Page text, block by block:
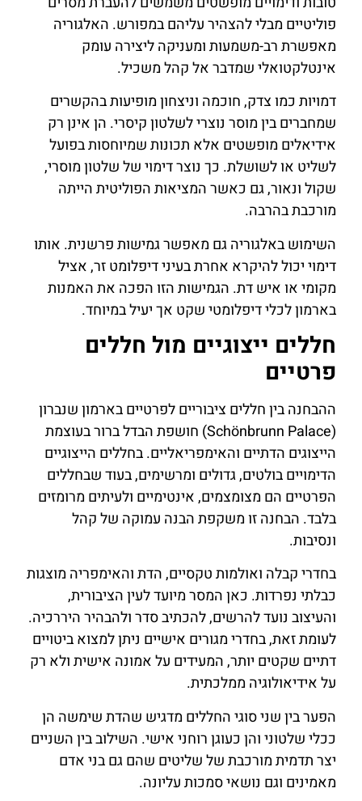
פוליטיים מבלי להצהיר עליהם במפורש. האלגוריה
מאפשרת רב-משמעות ומעניקה ליצירה עומק
אינטלקטואלי שמדבר אל קהל משכיל.
דמויות כמו צדק, חוכמה וניצחון מופיעות בהקשרים
שמחברים בין מוסר נוצרי לשלטון קיסרי. הן אינן רק
אידיאלים מופשטים אלא תכונות שמיוחסות בפועל
לשליט או לשושלת. כך נוצר דימוי של שלטון מוסרי,
שקול ונאור, גם כאשר המציאות הפוליטית הייתה
מורכבת בהרבה.
השימוש באלגוריה גם מאפשר גמישות פרשנית. אותו
דימוי יכול להיקרא אחרת בעיני דיפלומט זר, אציל
מקומי או איש דת. הגמישות הזו הפכה את האמנות
בארמון לכלי דיפלומטי שקט אך יעיל במיוחד.
חללים ייצוגיים מול חללים
פרטיים
ההבחנה בין חללים ציבוריים לפרטיים בארמון שנברון
(Schönbrunn Palace) חושפת הבדל ברור בעוצמת
הייצוגים הדתיים והאימפריאליים. בחללים הייצוגיים
הדימויים בולטים, גדולים ומרשימים, בעוד שבחללים
הפרטיים הם מצומצמים, אינטימיים ולעיתים מרומזים
בלבד. הבחנה זו משקפת הבנה עמוקה של קהל
ונסיבות.
בחדרי קבלה ואולמות טקסיים, הדת והאימפריה מוצגות
כבלתי נפרדות. כאן המסר מיועד לעין הציבורית,
והעיצוב נועד להרשים, להכתיב סדר ולהבהיר היררכיה.
לעומת זאת, בחדרי מגורים אישיים ניתן למצוא ביטויים
דתיים שקטים יותר, המעידים על אמונה אישית ולא רק
על אידיאולוגיה ממלכתית.
הפער בין שני סוגי החללים מדגיש שהדת שימשה הן
ככלי שלטוני והן כעוגן רוחני אישי. השילוב בין השניים
יצר תדמית מורכבת של שליטים שהם גם בני אדם
מאמינים וגם נושאי סמכות עליונה.